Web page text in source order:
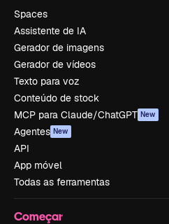
Spaces
Assistente de IA
Gerador de imagens
Gerador de vídeos
Texto para voz
Conteúdo de stock
MCP para Claude/ChatGPT New
Agentes New
API
App móvel
Todas as ferramentas
Começar